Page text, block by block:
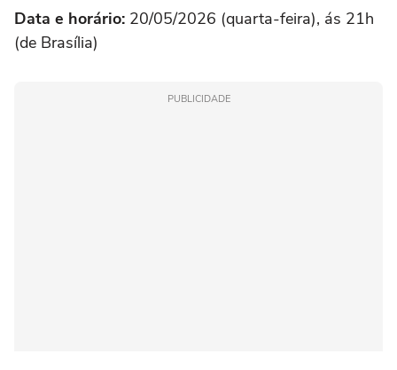
Data e horário: 20/05/2026 (quarta-feira), ás 21h
(de Brasília)
PUBLICIDADE